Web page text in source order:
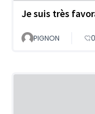
Je suis très
PIGNON 0